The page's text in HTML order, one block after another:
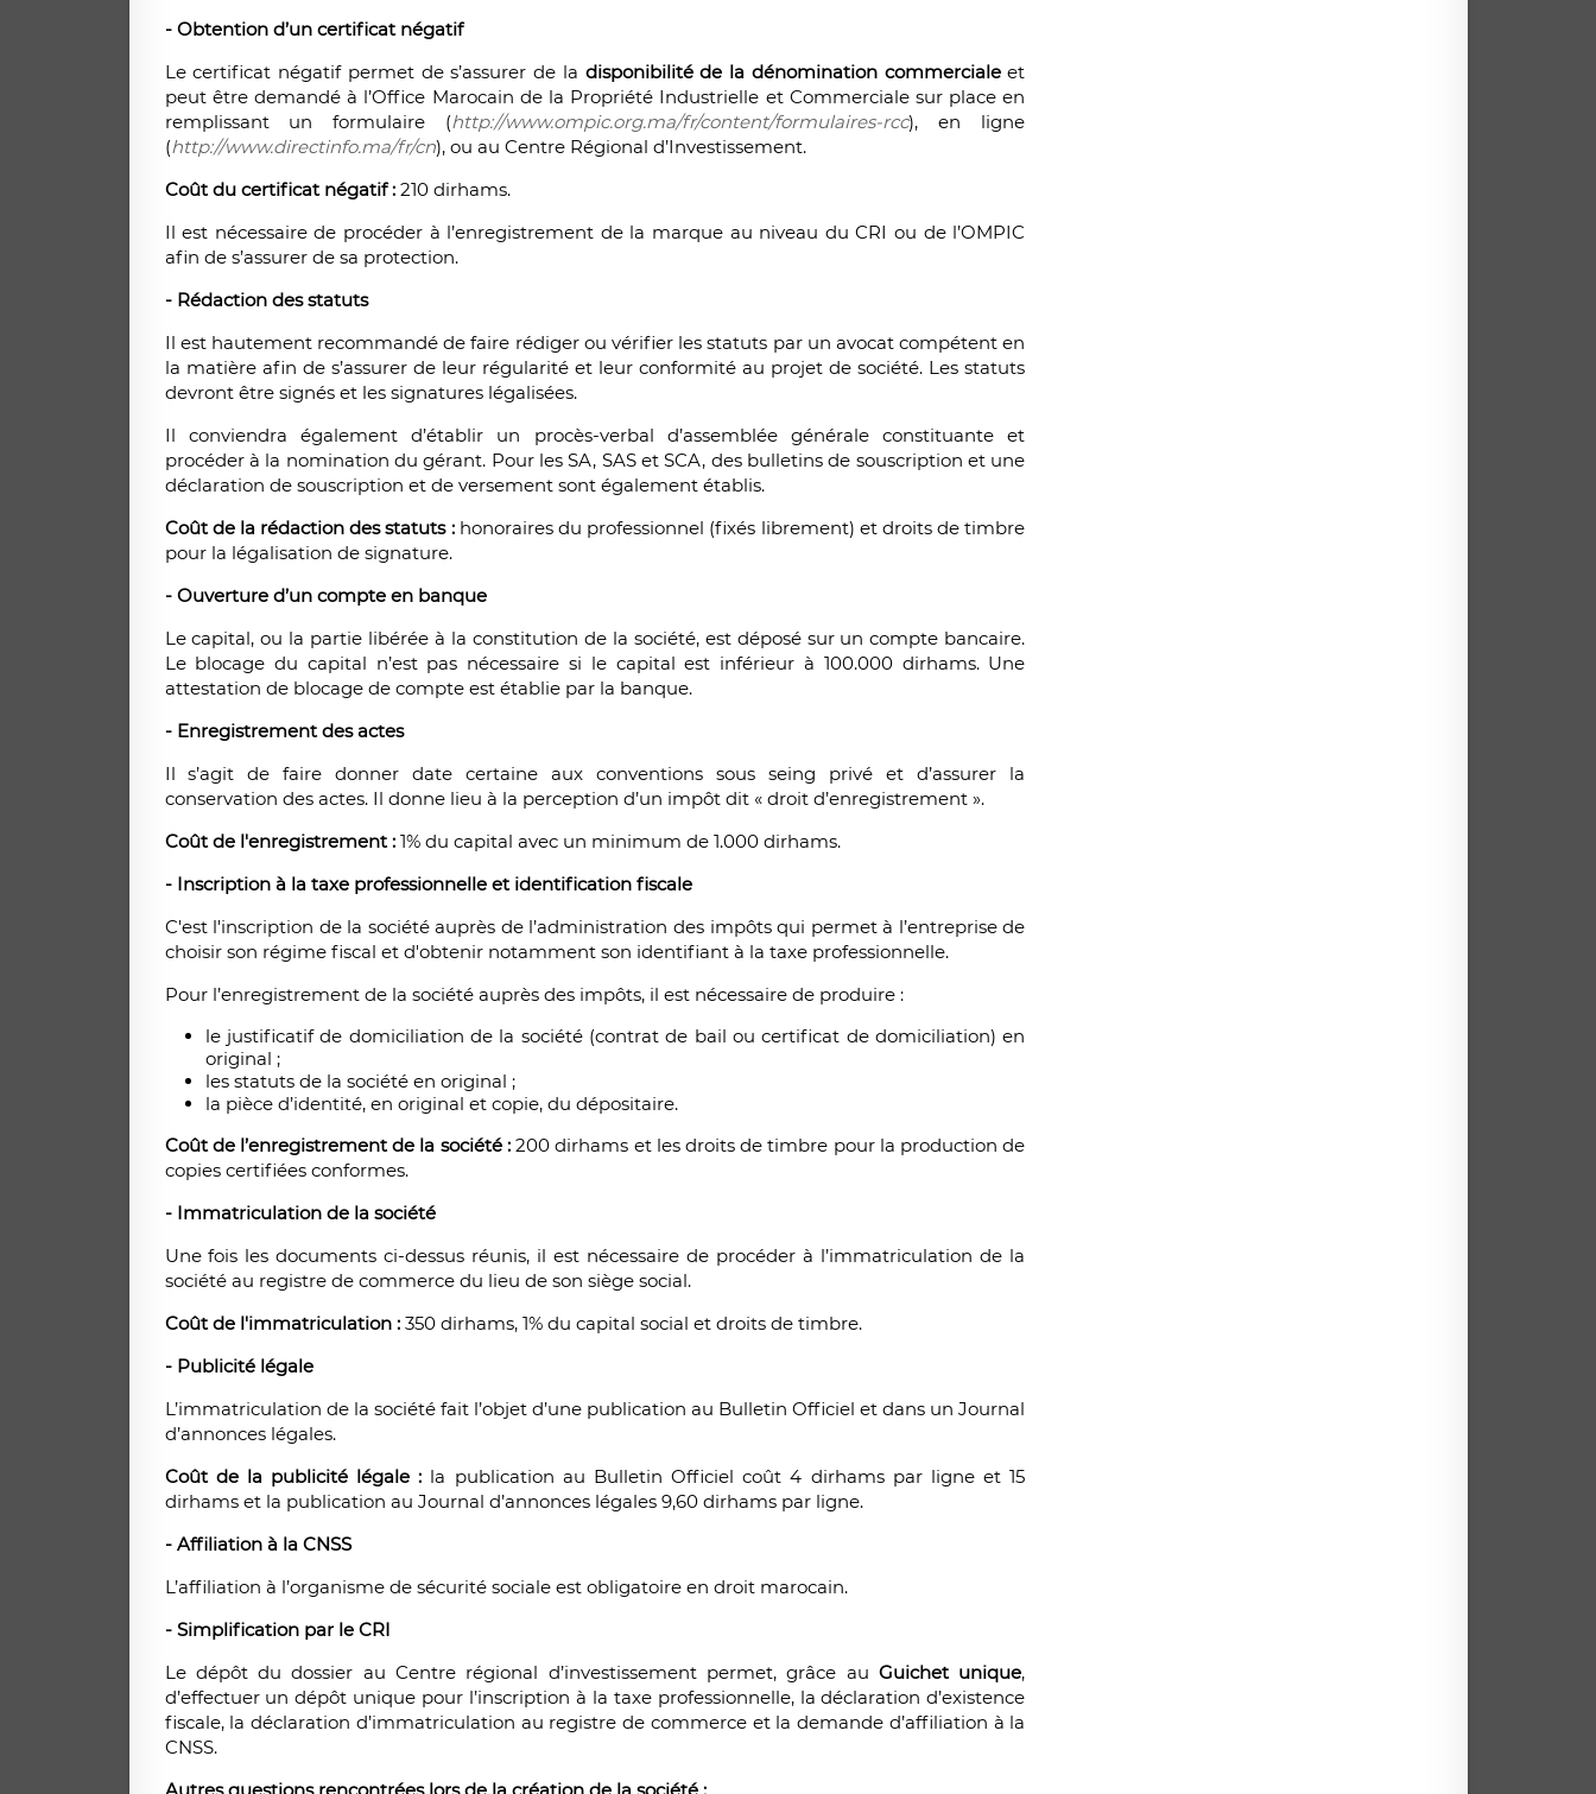
- Obtention d’un certificat négatif
Le certificat négatif permet de s’assurer de la disponibilité de la dénomination commercialeet
peut être demandé à l’Office Marocain de la Propriété Industrielle et Commerciale sur place en
remplissant un formulaire (http://www.ompic.org.ma/fr/content/formulaires-rcc), en ligne
(http://www.directinfo.ma/fr/cn), ou au Centre Régional d’Investissement.
Coût du certificat négatif :210 dirhams.
Il est nécessaire de procéder à l’enregistrement de la marque au niveau du CRI ou de l’OMPIC
afin de s’assurer de sa protection.
- Rédaction des statuts
Il est hautement recommandé de faire rédiger ou vérifier les statuts par un avocat compétent en
la matière afin de s’assurer de leur régularité et leur conformité au projet de société. Les statuts
devront être signés et les signatures légalisées.
Il conviendra également d’établir un procès-verbal d’assemblée générale constituante et
procéder à la nomination du gérant. Pour les SA, SAS et SCA, des bulletins de souscription et une
déclaration de souscription et de versement sont également établis.
Coût de la rédaction des statuts :honoraires du professionnel (fixés librement) et droits de timbre
pour la légalisation de signature.
- Ouverture d’un compte en banque
Le capital, ou la partie libérée à la constitution de la société, est déposé sur un compte bancaire.
Le blocage du capital n’est pas nécessaire si le capital est inférieur à 100.000 dirhams. Une
attestation de blocage de compte est établie par la banque.
- Enregistrement des actes
Il s’agit de faire donner date certaine aux conventions sous seing privé et d’assurer la
conservation des actes. Il donne lieu à la perception d’un impôt dit « droit d’enregistrement ».
Coût de l'enregistrement : 1% du capital avec un minimum de 1.000 dirhams.
- Inscription à la taxe professionnelle et identification fiscale
C'est l'inscription de la société auprès de l’administration des impôts qui permet à l’entreprise de
choisir son régime fiscal et d'obtenir notamment son identifiant à la taxe professionnelle.
Pour l’enregistrement de la société auprès des impôts, il est nécessaire de produire :
le justificatif de domiciliation de la société (contrat de bail ou certificat de domiciliation) en
original ;
les statuts de la société en original ;
la pièce d’identité, en original et copie, du dépositaire.
Coût de l’enregistrement de la société :200 dirhams et les droits de timbre pour la production de
copies certifiées conformes.
- Immatriculation de la société
Une fois les documents ci-dessus réunis, il est nécessaire de procéder à l’immatriculation de la
société au registre de commerce du lieu de son siège social.
Coût de l'immatriculation :350 dirhams, 1% du capital social et droits de timbre.
- Publicité légale
L’immatriculation de la société fait l’objet d’une publication au Bulletin Officiel et dans un Journal
d’annonces légales.
Coût de la publicité légale : la publication au Bulletin Officiel coût 4 dirhams par ligne et 15
dirhams et la publication au Journal d’annonces légales 9,60 dirhams par ligne.
- Affiliation à la CNSS
L’affiliation à l’organisme de sécurité sociale est obligatoire en droit marocain.
- Simplification par le CRI
Le dépôt du dossier au Centre régional d’investissement permet, grâce au Guichet unique,
d’effectuer un dépôt unique pour l’inscription à la taxe professionnelle, la déclaration d’existence
fiscale, la déclaration d’immatriculation au registre de commerce et la demande d’affiliation à la
CNSS.